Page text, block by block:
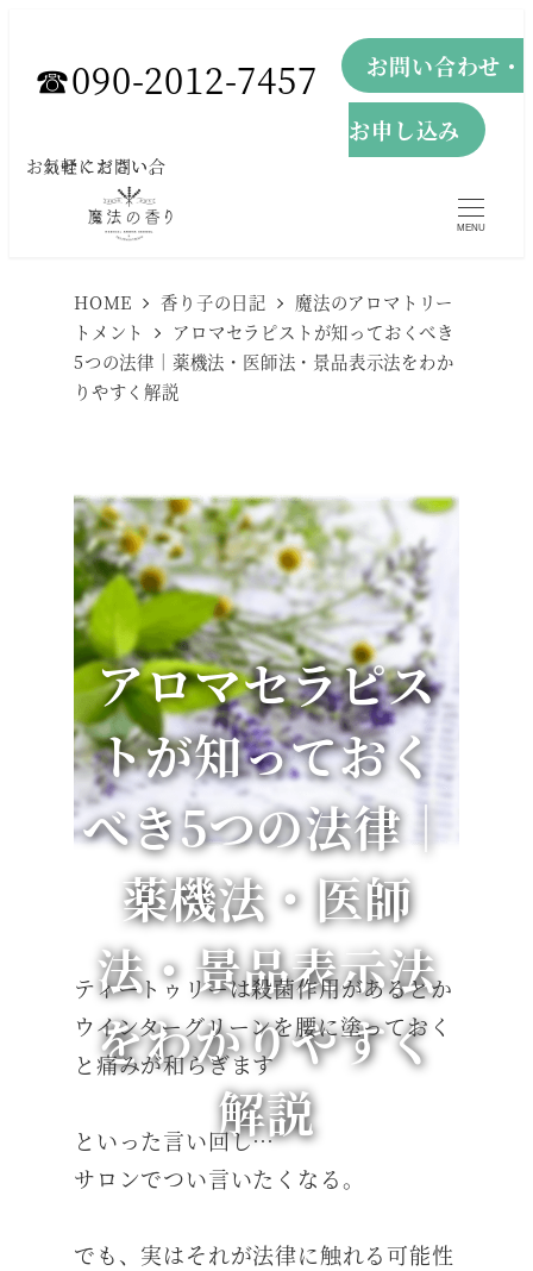
ン
☎︎090-2012-7457 お問い合わせ・
お申し込み
お気軽にお問い合わせください。
MENU
HOME 香り子の日記
魔法のアロマトリー
トメント
アロマセラピストが知っておくべき
5つの法律｜薬機法・医師法・景品表示法をわか
りやすく解説
アロマセラピス
トが知っておく
べき5つの法律｜
薬機法・医師
法・景品表示法
をわかりやすく
解説
ティートゥリーは殺菌作用があるとか
ウインターグリーンを腰に塗っておく
と痛みが和らぎます
といった言い回し…
サロンでつい言いたくなる。
でも、実はそれが法律に触れる可能性